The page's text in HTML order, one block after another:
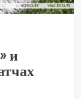
и